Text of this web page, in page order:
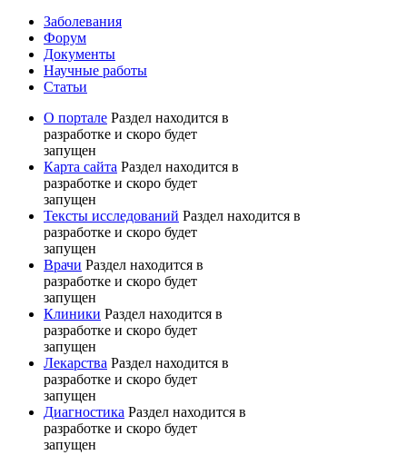
Заболевания
Форум
Документы
Научные работы
Статьи
О портале Раздел находится в
разработке и скоро будет
запущен
Карта сайта Раздел находится в
разработке и скоро будет
запущен
Тексты исследований Раздел находится в
разработке и скоро будет
запущен
Врачи Раздел находится в
разработке и скоро будет
запущен
Клиники Раздел находится в
разработке и скоро будет
запущен
Лекарства Раздел находится в
разработке и скоро будет
запущен
Диагностика Раздел находится в
разработке и скоро будет
запущен